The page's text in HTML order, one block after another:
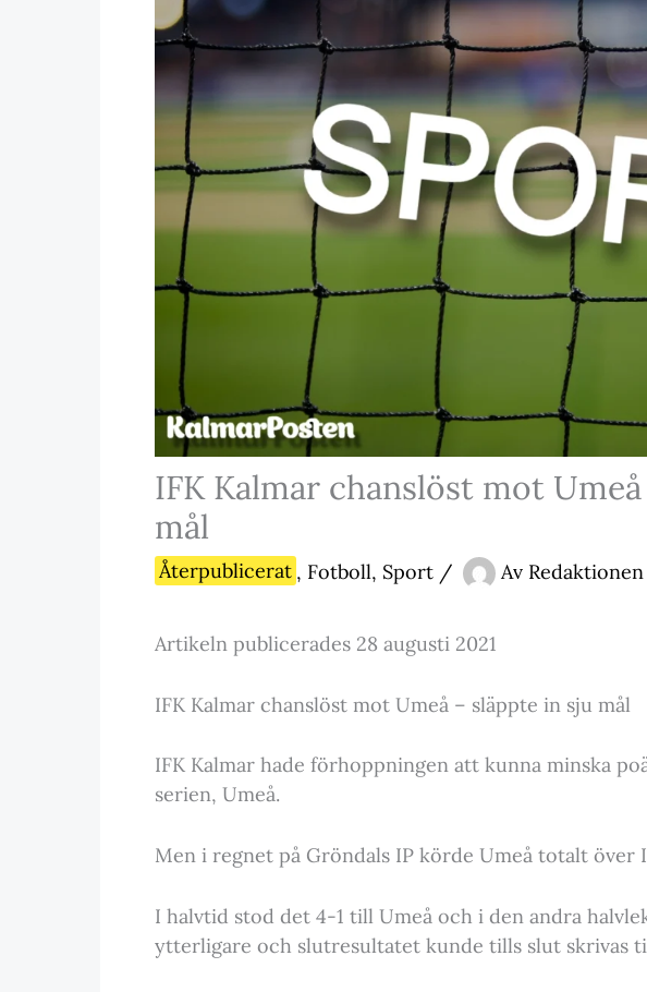
IFK Kalmar chanslöst mot
mål
Återpublicerat , Fotboll, Sport / Av Redaktionen
Artikeln publicerades 28 augusti 2021
IFK Kalmar chanslöst mot Umeå – släppte in sju mål
IFK Kalmar hade förhoppningen att kunna minska
serien, Umeå.
Men i regnet på Gröndals IP körde Umeå totalt över
I halvtid stod det 4-1 till Umeå och i den andra
ytterligare och slutresultatet kunde tills slut skrivas